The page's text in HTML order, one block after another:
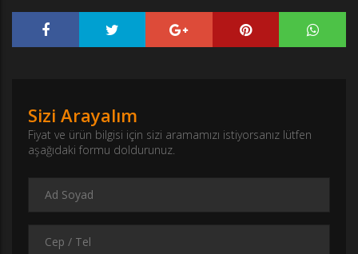
Sizi Arayalım
Fiyat ve ürün bilgisi için sizi aramamızı istiyorsanız lütfen
aşağıdaki formu doldurunuz.